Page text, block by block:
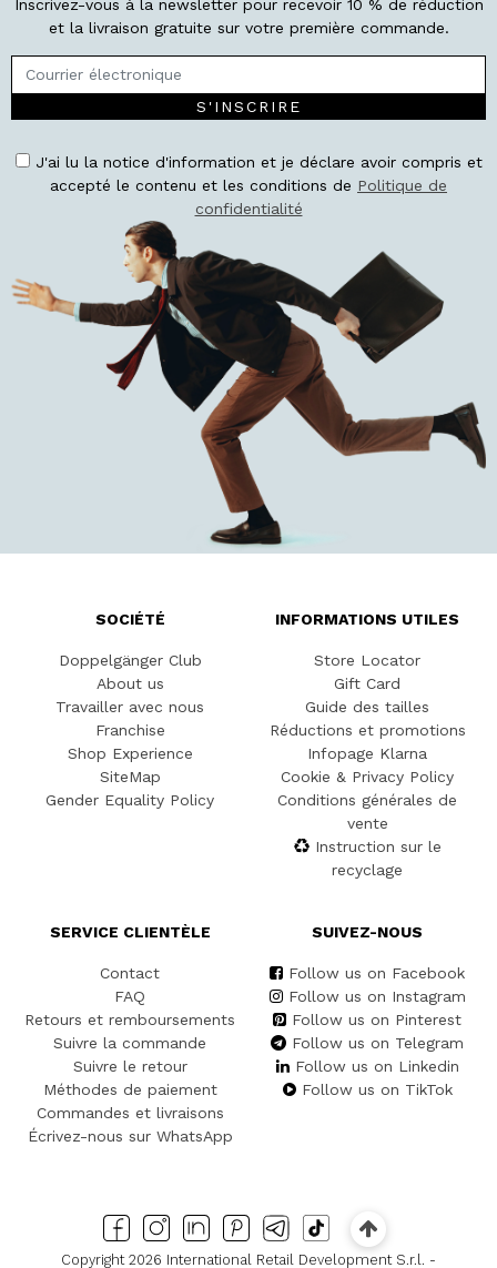
Inscrivez-vous à la newsletter pour recevoir 10 % de réduction
et la livraison gratuite sur votre première commande.
S'INSCRIRE
J'ai lu la notice d'information et je déclare avoir compris et
accepté le contenu et les conditions de Politique de
confidentialité
SOCIÉTÉ
Doppelgänger Club
About us
Travailler avec nous
Franchise
Shop Experience
SiteMap
Gender Equality Policy
INFORMATIONS UTILES
Store Locator
Gift Card
Guide des tailles
Réductions et promotions
Infopage Klarna
Cookie & Privacy Policy
Conditions générales de
vente
Instruction sur le
recyclage
SERVICE CLIENTÈLE
Contact
FAQ
Retours et remboursements
Suivre la commande
Suivre le retour
Méthodes de paiement
Commandes et livraisons
Écrivez-nous sur WhatsApp
SUIVEZ-NOUS
Follow us on Facebook
Follow us on Instagram
Follow us on Pinterest
Follow us on Telegram
Follow us on Linkedin
Follow us on TikTok
Copyright 2026 International Retail Development S.r.l. -